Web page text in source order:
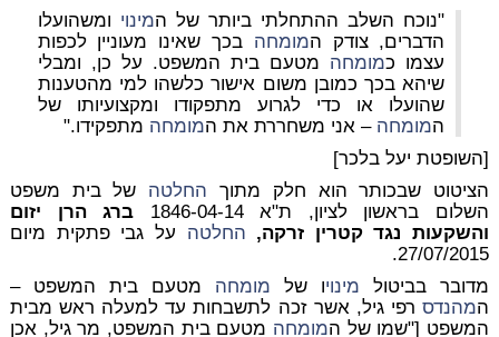
"נוכח השלב ההתחלתי ביותר של המינוי ומשהועלו
הדברים, צודק המומחה בכך שאינו מעוניין לכפות
עצמו כמומחה מטעם בית המשפט. על כן, ומבלי
שיהא בכך כמובן משום אישור כלשהו למי מהטענות
שהועלו או כדי לגרוע מתפקודו ומקצועיותו של
המומחה – אני משחררת את המומחה מתפקידו."
[השופטת יעל בלכר]
הציטוט שבכותר הוא חלק מתוך החלטה של בית משפט
השלום בראשון לציון, ת"א 1846-04-14
ברג הרן יזום
והשקעות נגד קטרין זרקה, החלטה על גבי פתקית מיום
27/07/2015.
מדובר בביטול מינויו של מומחה מטעם בית המשפט –
המהנדסרפי גיל, אשר זכה לתשבחות עד למעלה ראש מבית
המשפט ["שמו של המומחה מטעם בית המשפט, מר גיל, אכן